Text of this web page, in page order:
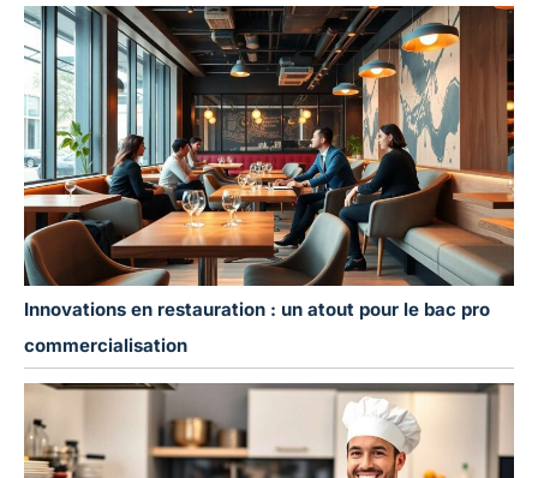
Innovations en restauration : un atout pour le bac pro
commercialisation